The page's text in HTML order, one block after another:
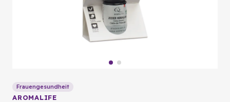
Frauengesundheit
AROMALIFE